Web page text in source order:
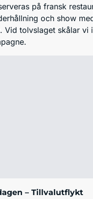
på fransk
och show
Vid tolvslaget skålar vi
– Tillvalutflykt